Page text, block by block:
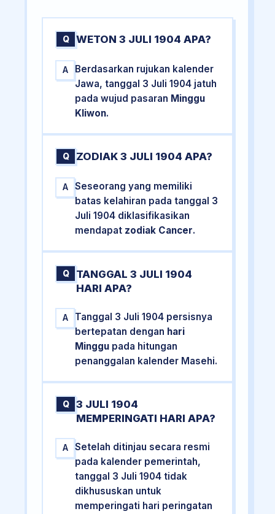
Q WETON 3 JULI 1904 APA?
A
Berdasarkan rujukan kalender
Jawa, tanggal 3 Juli 1904 jatuh
pada wujud pasaran Minggu
Kliwon.
Q ZODIAK 3 JULI 1904 APA?
A
Seseorang yang memiliki
batas kelahiran pada tanggal 3
Juli 1904 diklasifikasikan
mendapat zodiak Cancer.
Q
TANGGAL 3 JULI 1904
HARI APA?
A
Tanggal 3 Juli 1904 persisnya
bertepatan dengan hari
Minggu pada hitungan
penanggalan kalender Masehi.
Q
3 JULI 1904
MEMPERINGATI HARI APA?
A
Setelah ditinjau secara resmi
pada kalender pemerintah,
tanggal 3 Juli 1904 tidak
dikhususkan untuk
memperingati hari peringatan